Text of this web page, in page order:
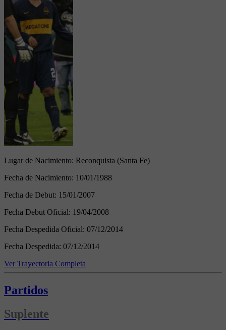
Lugar de Nacimiento: Reconquista (Santa Fe)
Fecha de Nacimiento: 10/01/1988
Fecha de Debut: 15/01/2007
Fecha Debut Oficial: 19/04/2008
Fecha Despedida Oficial: 07/12/2014
Fecha Despedida: 07/12/2014
Ver Trayectoria Completa
Partidos
Suplente